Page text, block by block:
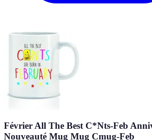
Février All The Best C*Nts-Feb
Nouveauté Mug Mug Cmug-Feb